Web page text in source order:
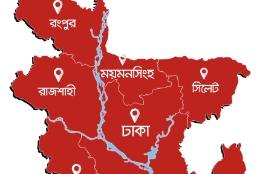
আন্তর্জাতিক
বিরোধ কাটিয়ে কূটনৈতিক সম্পর্ক পুনঃস্থাপন করছে মেক্সিকো ও
আন্তর্জাতিক
এবার ওটিটিতে মুক্তি পেল ‘মালিক’
বিনোদন ৮ আগস্ট, ২০২৬
রিয়ালকে ‘না’ বলা রদ্রির জন্য বার্সার কাছে কত চাইল ম্যানসিটি
খেলাধুলা
শিল্পকলায় চলচ্চিত্র উৎসব, বিনা মূল্যে দেখা যাবে ৬ সিনেমা
বিনোদন ৮ আগস্ট, ২০২৬